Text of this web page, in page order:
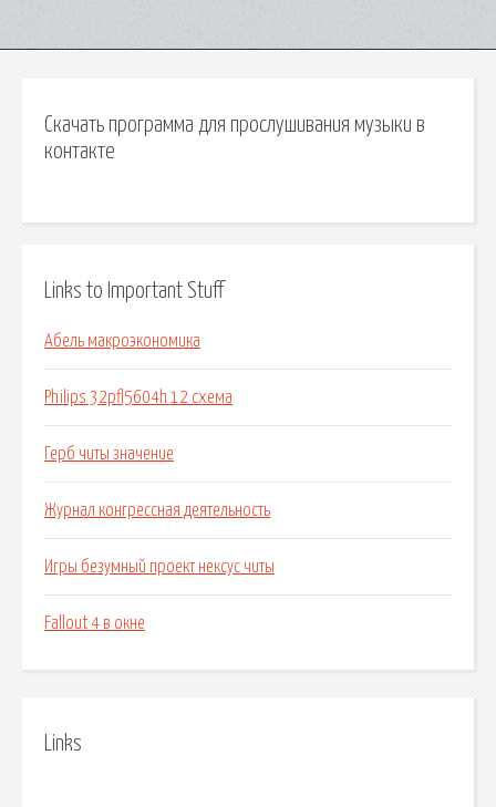
Скачать программа для прослушивания музыки в
контакте
Links to Important Stuff
Абель макроэкономика
Philips 32pfl5604h 12 схема
Герб читы значение
Журнал конгрессная деятельность
Игры безумный проект нексус читы
Fallout 4 в окне
Links